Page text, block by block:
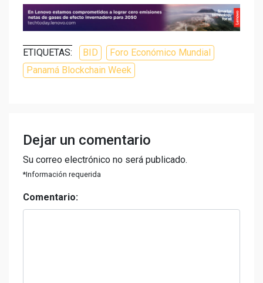
ETIQUETAS: BID
Foro Económico Mundial
Panamá Blockchain Week
Dejar un comentario
Su correo electrónico no será publicado.
*Información requerida
Comentario: